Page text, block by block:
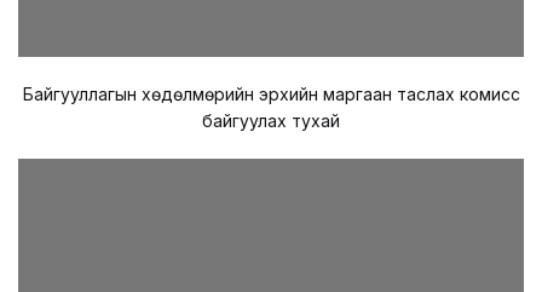
Байгууллагын хөдөлмөрийн эрхийн маргаан таслах комисс
байгуулах тухай